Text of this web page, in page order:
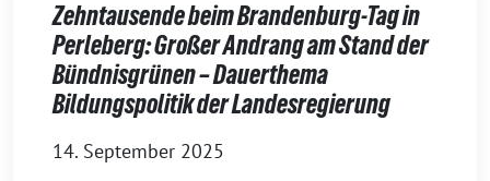
Zehntausende beim Brandenburg-Tag in
Perleberg: Großer Andrang am Stand der
Bündnisgrünen – Dauerthema
Bildungspolitik der Landesregierung
14. September 2025